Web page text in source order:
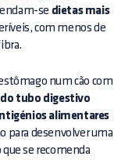
se dietas mais
com menos de
num cão com
do tubo digestivo
alimentares
para desenvolver uma
se recomenda